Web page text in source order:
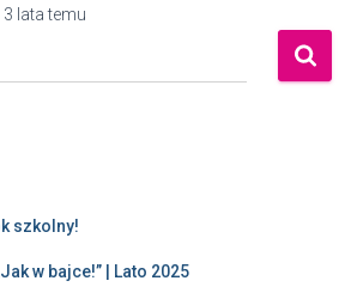
3 latatemu
szkolny!
w bajce!” | Lato 2025